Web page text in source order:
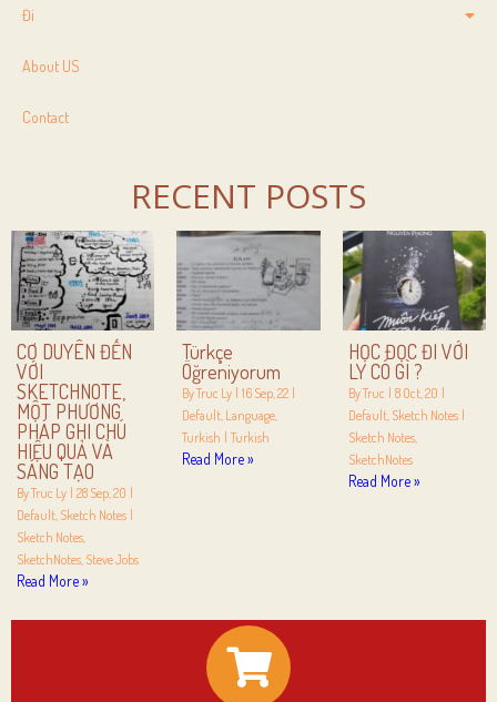
Đi
About US
Contact
RECENT POSTS
CƠ DUYÊN ĐẾN
VỚI
SKETCHNOTE,
MỘT PHƯƠNG
PHÁP GHI CHÚ
HIỆU QUẢ VÀ
SÁNG TẠO
ByTruc Ly 28 Sep, 20
Default Sketch Notes
Sketch Notes
SketchNotes Steve Jobs
Read More »
Türkçe
Öğreniyorum
ByTruc Ly 16 Sep, 22
Default Language
Turkish
Turkish
Read More »
HỌC ĐỌC ĐI VỚI
LY CÓ GÌ ?
ByTruc 8 Oct, 20
Default Sketch Notes
Sketch Notes
SketchNotes
Read More »